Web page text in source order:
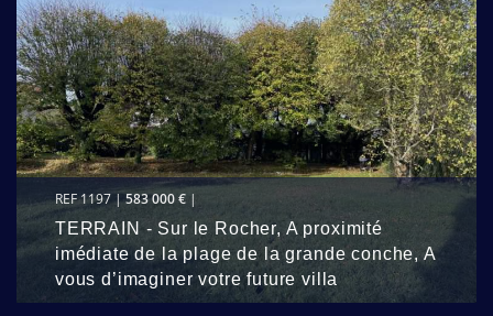
REF 1197 |583 000 € |
TERRAIN - Sur le Rocher, A proximité
imédiate de la plage de la grande conche, A
vous d’imaginer votre future villa